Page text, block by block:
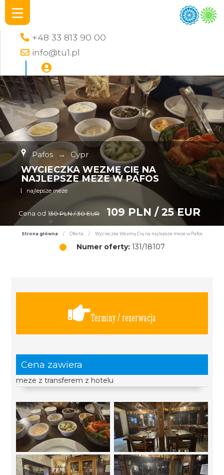
+48 33 813 90 00
info@tu1.pl
Pafos → Cypr
WYCIECZKA WEZMĘ CIĘ NA
NAJLEPSZE MEZE W PAFOS
najlepsze meze
Cena od 130 PLN / 30 EUR 109 PLN / 25 EUR
Strona główna / Oferta / Wycieczka Wezmę Cię na najlepsze meze w Pafos
Numer oferty:131/18107
Terminy / rezerwacja
Cena zawiera
meze z transferem z hotelu